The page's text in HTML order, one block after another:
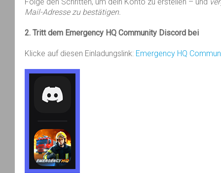
Mail-Adresse zu bestätigen.
2. Trittdem Emergency HQ Community Discord bei
Klicke auf diesen Einladungslink: Emergency HQ